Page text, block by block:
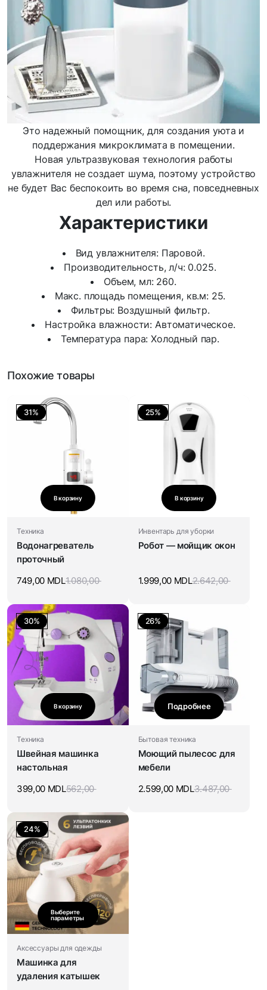
Это надежный помощник, для создания уюта и
поддержания микроклимата в помещении.
Новая ультразвуковая технология работы
увлажнителя не создает шума, поэтому устройство
не будет Вас беспокоить во время сна, повседневных
дел или работы.
Характеристики
Вид увлажнителя: Паровой.
Производительность, л/ч: 0.025.
Объем, мл: 260.
Макс. площадь помещения, кв.м: 25.
Фильтры: Воздушный фильтр.
Настройка влажности: Автоматическое.
Температура пара: Холодный пар.
Похожие товары
31%
В корзину
Техника
Водонагреватель
проточный
1.080,00
749,00 MDL
25%
В корзину
Инвентарь для уборки
Робот — мойщик окон
2.642,00
1.999,00 MDL
30%
В корзину
Техника
Швейная машинка
настольная
562,00
399,00 MDL
26%
Подробнее
Бытовая техника
Моющий пылесос для
мебели
3.487,00
2.599,00 MDL
24%
Выберите
параметры
Аксессуары для одежды
Машинка для
удаления катышек